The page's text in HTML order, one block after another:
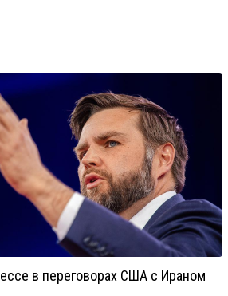
в переговорах США с Ираном